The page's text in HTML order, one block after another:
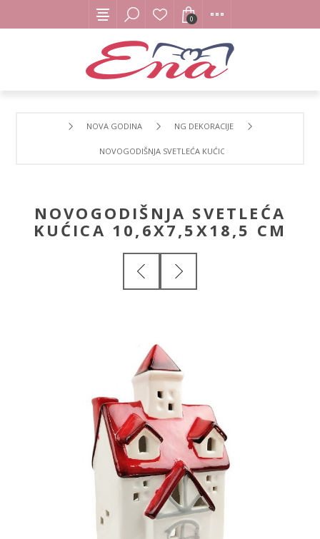
0
NOVA GODINA NG DEKORACIJE
NOVOGODIŠNJA SVETLEĆA KUĆICA 10,6X7,5X18,5 CM
NOVOGODIŠNJA SVETLEĆA
KUĆICA 10,6X7,5X18,5 CM